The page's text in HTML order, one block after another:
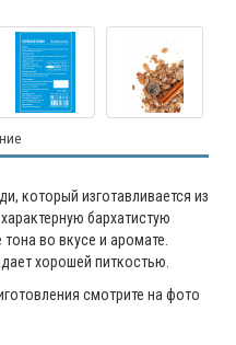
который изготавливается из
бархатистую
во вкусе и аромате.
хорошей питкостью.
смотрите на фото